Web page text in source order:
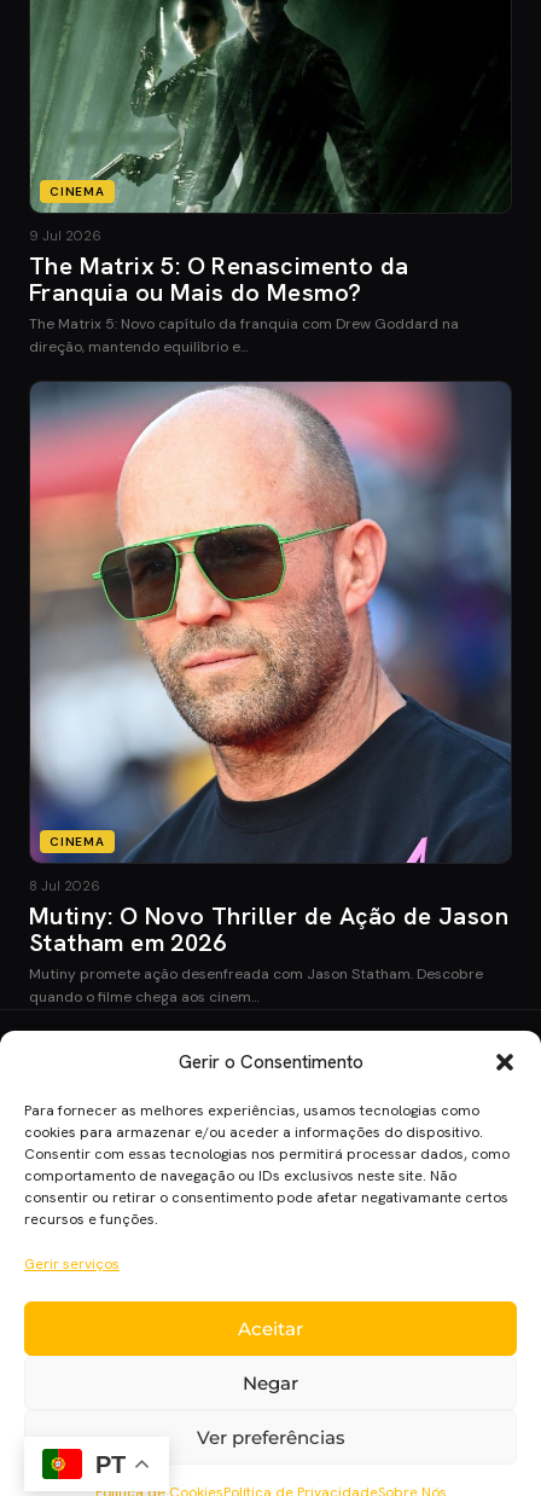
Gerir o Consentimento
Para fornecer as melhores experiências, usamos tecnologias como
cookies para armazenar e/ou aceder a informações do dispositivo.
Consentir com essas tecnologias nos permitirá processar dados, como
comportamento de navegação ou IDs exclusivos neste site. Não
consentir ou retirar o consentimento pode afetar negativamante certos
recursos e funções.
Gerir serviços
Aceitar
Negar
Ver preferências
CINEMA
9 Jul 2026
The Matrix 5: O Renascimento da
Franquia ou Mais do Mesmo?
The Matrix 5: Novo capítulo da franquia com Drew Goddard na
direção, mantendo equilíbrio e…
CINEMA
8 Jul 2026
Mutiny: O Novo Thriller de Ação de Jason
Statham em 2026
Mutiny promete ação desenfreada com Jason Statham. Descobre
quando o filme chega aos cinem…
europeu, desde 2014.
Cinema Séries Streaming Críticas Cinecartaz
Novelas
Sobre
PT